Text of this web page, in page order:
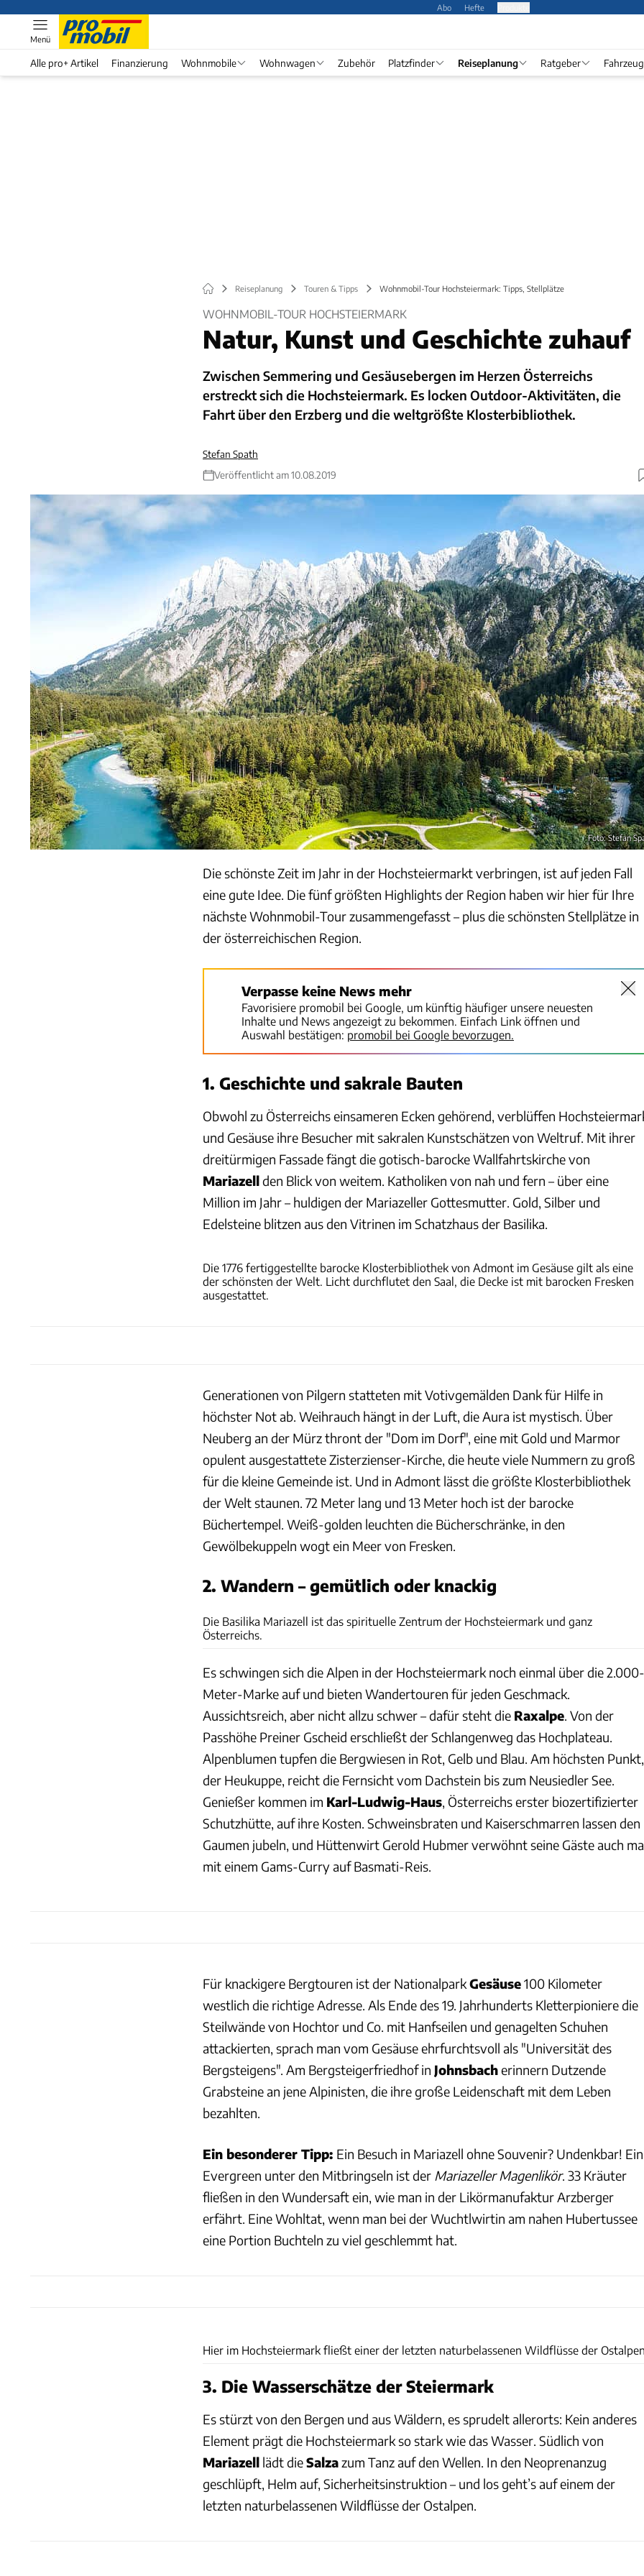
Abo Hefte
Menü
Alle pro+ Artikel Finanzierung Wohnmobile Wohnwagen Zubehör Platzfinder Reiseplanung Ratgeber
Reiseplanung Touren & Tipps Wohnmobil-Tour Hochsteiermark: Tipps, Stellplätze
WOHNMOBIL-TOUR HOCHSTEIERMARK
Natur, Kunst und Geschichte zuhauf
Zwischen Semmering und Gesäusebergen im Herzen Österreichs
erstreckt sich die Hochsteiermark. Es locken Outdoor-Aktivitäten, die
Fahrt über den Erzberg und die weltgrößte Klosterbibliothek.
Stefan Spath
Veröffentlicht am 10.08.2019
Foto: Stefan
Die schönste Zeit im Jahr in der Hochsteiermarkt verbringen, ist auf jeden Fall
eine gute Idee. Die fünf größten Highlights der Region haben wir hier für Ihre
nächste Wohnmobil-Tour zusammengefasst – plus die schönsten Stellplätze in
der österreichischen Region.
Verpasse keine News mehr
Favorisiere promobil bei Google, um künftig häufiger unsere neuesten
Inhalte und News angezeigt zu bekommen. Einfach Link öffnen und
Auswahl bestätigen: promobil bei Google bevorzugen.
1. Geschichte und sakrale Bauten
Obwohl zu Österreichs einsameren Ecken gehörend, verblüffen
und Gesäuse ihre Besucher mit sakralen Kunstschätzen von Weltruf. Mit ihrer
dreitürmigen Fassade fängt die gotisch-barocke Wallfahrtskirche von
Mariazellden Blick von weitem. Katholiken von nah und fern – über eine
Million im Jahr – huldigen der Mariazeller Gottesmutter. Gold, Silber und
Edelsteine blitzen aus den Vitrinen im Schatzhaus der Basilika.
Die 1776 fertiggestellte barocke Klosterbibliothek von Admont im Gesäuse gilt als eine
der schönsten der Welt. Licht durchflutet den Saal, die Decke ist mit barocken Fresken
ausgestattet.
Generationen von Pilgern statteten mit Votivgemälden Dank für Hilfe in
höchster Not ab. Weihrauch hängt in der Luft, die Aura ist mystisch. Über
Neuberg an der Mürz thront der "Dom im Dorf", eine mit Gold und Marmor
opulent ausgestattete Zisterzienser-Kirche, die heute viele Nummern zu groß
für die kleine Gemeinde ist. Und in Admont lässt die größte Klosterbibliothek
der Welt staunen. 72 Meter lang und 13 Meter hoch ist der barocke
Büchertempel. Weiß-golden leuchten die Bücherschränke, in den
Gewölbekuppeln wogt ein Meer von Fresken.
2. Wandern – gemütlich oder knackig
Die Basilika Mariazell ist das spirituelle Zentrum der Hochsteiermark und ganz
Österreichs.
Es schwingen sich die Alpen in der Hochsteiermark noch einmal über die 2.000-
Meter-Marke auf und bieten Wandertouren für jeden Geschmack.
Aussichtsreich, aber nicht allzu schwer – dafür steht die Raxalpe . Von der
Passhöhe Preiner Gscheid erschließt der Schlangenweg das Hochplateau.
Alpenblumen tupfen die Bergwiesen in Rot, Gelb und Blau. Am höchsten Punkt,
der Heukuppe, reicht die Fernsicht vom Dachstein bis zum Neusiedler See.
Genießer kommen im Karl-Ludwig-Haus , Österreichs erster biozertifizierter
Schutzhütte, auf ihre Kosten. Schweinsbraten und Kaiserschmarren lassen den
Gaumen jubeln, und Hüttenwirt Gerold Hubmer verwöhnt seine Gäste auch
mit einem Gams-Curry auf Basmati-Reis.
Für knackigere Bergtouren ist der NationalparkGesäuse100 Kilometer
westlich die richtige Adresse. Als Ende des 19. Jahrhunderts Kletterpioniere die
Steilwände von Hochtor und Co. mit Hanfseilen und genagelten Schuhen
attackierten, sprach man vom Gesäuse ehrfurchtsvoll als "Universität des
Bergsteigens". Am Bergsteigerfriedhof in Johnsbacherinnern Dutzende
Grabsteine an jene Alpinisten, die ihre große Leidenschaft mit dem Leben
bezahlten.
Ein besonderer Tipp: Ein Besuch in Mariazell ohne Souvenir? Undenkbar! Ein
Evergreen unter den Mitbringseln ist der Mariazeller Magenlikör. 33 Kräuter
fließen in den Wundersaft ein, wie man in der Likörmanufaktur Arzberger
erfährt. Eine Wohltat, wenn man bei der Wuchtlwirtin am nahen Hubertussee
eine Portion Buchteln zu viel geschlemmt hat.
Hier im Hochsteiermark fließt einer der letzten naturbelassenen Wildflüsse der
3. Die Wasserschätze der Steiermark
Es stürzt von den Bergen und aus Wäldern, es sprudelt allerorts: Kein anderes
Element prägt die Hochsteiermark so stark wie das Wasser. Südlich von
Mariazell lädt dieSalzazum Tanz auf den Wellen. In den Neoprenanzug
geschlüpft, Helm auf, Sicherheitsinstruktion – und los geht’s auf einem der
letzten naturbelassenen Wildflüsse der Ostalpen.